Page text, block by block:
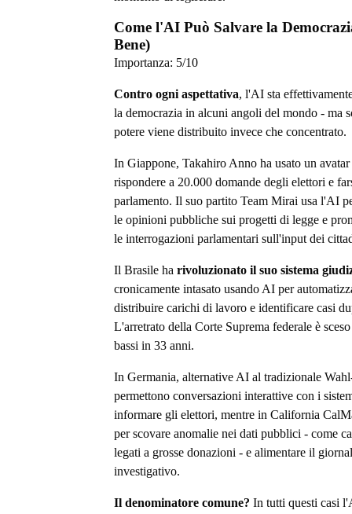
Come l'AI Può Salvare la
Bene)
Importanza: 5/10
Contro ogni aspettativa, l'AI sta
la democrazia in alcuni angoli del mondo - ma
potere viene distribuito invece che concentrato.
In Giappone, Takahiro Anno ha usato un
rispondere a 20.000 domande degli elettori e
parlamento. Il suo partito Team Mirai usa l'AI
le opinioni pubbliche sui progetti di legge e
le interrogazioni parlamentari sull'input dei
Il Brasile ha rivoluzionato il suo sistema
cronicamente intasato usando AI per
distribuire carichi di lavoro e identificare casi
L'arretrato della Corte Suprema federale è
bassi in 33 anni.
In Germania, alternative AI al tradizionale
permettono conversazioni interattive con i
informare gli elettori, mentre in California
per scovare anomalie nei dati pubblici - come
legati a grosse donazioni - e alimentare il
investigativo.
Il denominatore comune? In tutti questi casi